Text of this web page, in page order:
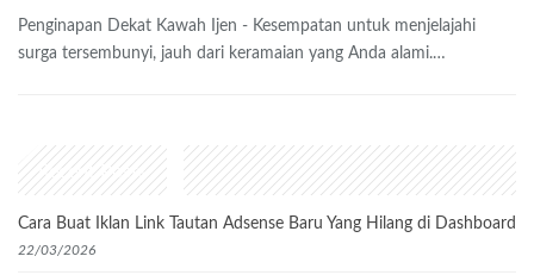
Penginapan Dekat Kawah Ijen - Kesempatan untuk menjelajahi
surga tersembunyi, jauh dari keramaian yang Anda alami.…
Recent Posts
Cara Buat Iklan Link Tautan Adsense Baru Yang Hilang di Dashboard
22/03/2026